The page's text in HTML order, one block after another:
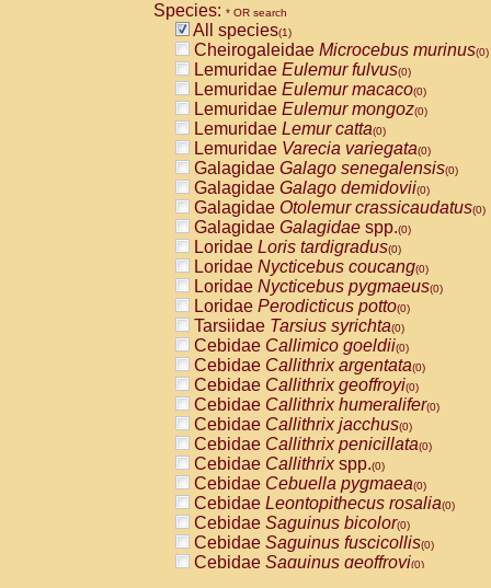
Species: * OR search
All species(1)
Cheirogaleidae Microcebus murinus(0)
Lemuridae Eulemur fulvus(0)
Lemuridae Eulemur macaco(0)
Lemuridae Eulemur mongoz(0)
Lemuridae Lemur catta(0)
Lemuridae Varecia variegata(0)
Galagidae Galago senegalensis(0)
Galagidae Galago demidovii(0)
Galagidae Otolemur crassicaudatus(0)
Galagidae Galagidae spp.(0)
Loridae Loris tardigradus(0)
Loridae Nycticebus coucang(0)
Loridae Nycticebus pygmaeus(0)
Loridae Perodicticus potto(0)
Tarsiidae Tarsius syrichta(0)
Cebidae Callimico goeldii(0)
Cebidae Callithrix argentata(0)
Cebidae Callithrix geoffroyi(0)
Cebidae Callithrix humeralifer(0)
Cebidae Callithrix jacchus(0)
Cebidae Callithrix penicillata(0)
Cebidae Callithrixspp.(0)
Cebidae Cebuella pygmaea(0)
Cebidae Leontopithecus rosalia(0)
Cebidae Saguinus bicolor(0)
Cebidae Saguinus fuscicollis(0)
Cebidae Saguinus geoffroyi(0)